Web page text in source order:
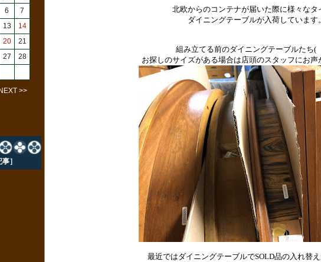
北欧からのコンテナが届いた際に様々なタ
ダイニングテーブルが入荷しています
組み立てる前のダイニングテーブルたち(
お探しのサイズがある場合は店頭のスタッフにお声
最近ではダイニングテーブルでSOLD品の入れ替
6
7
13
14
20
21
27
28
NEXT >>
］